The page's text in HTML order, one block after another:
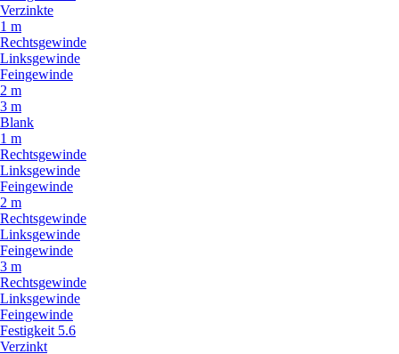
Verzinkte
1 m
Rechtsgewinde
Linksgewinde
Feingewinde
2 m
3 m
Blank
1 m
Rechtsgewinde
Linksgewinde
Feingewinde
2 m
Rechtsgewinde
Linksgewinde
Feingewinde
3 m
Rechtsgewinde
Linksgewinde
Feingewinde
Festigkeit 5.6
Verzinkt